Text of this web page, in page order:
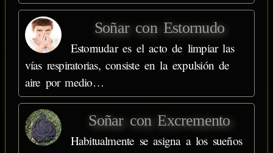
Soñar con Estornudo
Estornudar es el acto de limpiar las
vías respiratorias, consiste en la expulsión de
aire por medio…
Soñar con Excremento
Habitualmente se asigna a los sueños